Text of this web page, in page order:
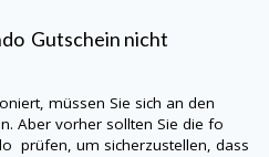
Gutschein nicht
müssen Sie sich an den
Aber vorher sollten Sie die fo
prüfen, um sicherzustellen, dass